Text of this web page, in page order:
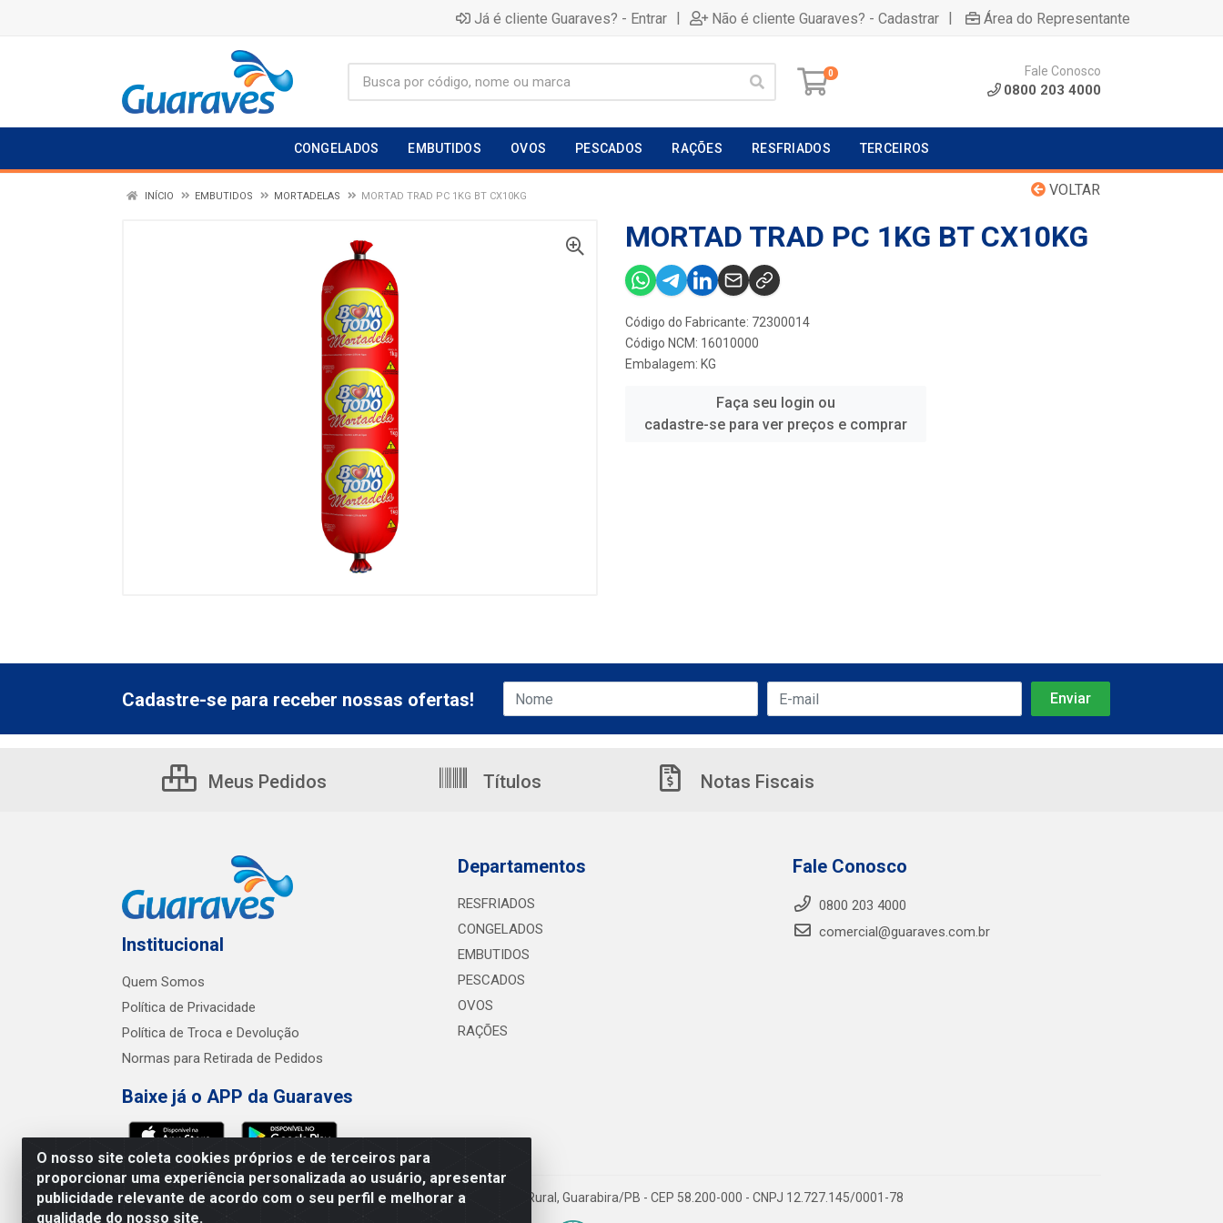
Já é cliente Guaraves? - Entrar | Não é cliente Guaraves? - Cadastrar | Área do Representante
0 Fale Conosco
0800 203 4000
CONGELADOS EMBUTIDOS OVOS PESCADOS RAÇÕES RESFRIADOS TERCEIROS
VOLTAR
INÍCIO EMBUTIDOS MORTADELAS MORTAD TRAD PC 1KG BT CX10KG
MORTAD TRAD PC 1KG BT CX10KG
Código do Fabricante: 72300014
Código NCM: 16010000
Embalagem: KG
Faça seu login ou
cadastre-se para ver preços e comprar
O nosso site coleta cookies próprios e de terceiros para
proporcionar uma experiência personalizada ao usuário, apresentar
publicidade relevante de acordo com o seu perfil e melhorar a
qualidade do nosso site.
Cadastre-se para receber nossas ofertas!
Meus Pedidos Títulos Notas Fiscais
Institucional
Quem Somos
Política de Privacidade
Política de Troca e Devolução
Normas para Retirada de Pedidos
Baixe já o APP da Guaraves
Departamentos
RESFRIADOS
CONGELADOS
EMBUTIDOS
PESCADOS
OVOS
RAÇÕES
Fale Conosco
0800 203 4000
comercial@guaraves.com.br
Guaraves - PB 075 KM 2, S/N - Zona Rural, Guarabira/PB - CEP 58.200-000 - CNPJ 12.727.145/0001-78